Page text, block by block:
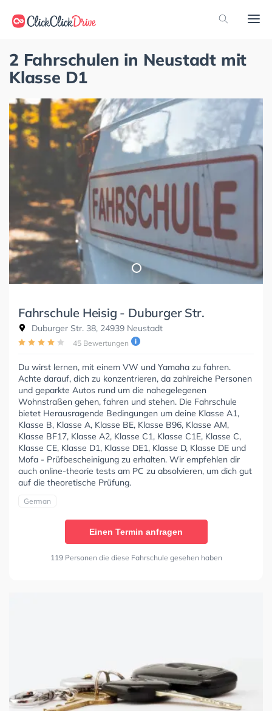
2 Fahrschulen in Neustadt mit
Klasse D1
Fahrschule Heisig - Duburger Str.
Duburger Str. 38, 24939 Neustadt
45 Bewertungen
Du wirst lernen, mit einem VW und Yamaha zu fahren.
Achte darauf, dich zu konzentrieren, da zahlreiche Personen
und geparkte Autos rund um die nahegelegenen
Wohnstraßen gehen, fahren und stehen. Die Fahrschule
bietet Herausragende Bedingungen um deine Klasse A1,
Klasse B, Klasse A, Klasse BE, Klasse B96, Klasse AM,
Klasse BF17, Klasse A2, Klasse C1, Klasse C1E, Klasse C,
Klasse CE, Klasse D1, Klasse DE1, Klasse D, Klasse DE und
Mofa - Prüfbescheinigung zu erhalten. Wir empfehlen dir
auch online-theorie tests am PC zu absolvieren, um dich gut
auf die theoretische Prüfung.
German
Einen Termin anfragen
119 Personen die diese Fahrschule gesehen haben